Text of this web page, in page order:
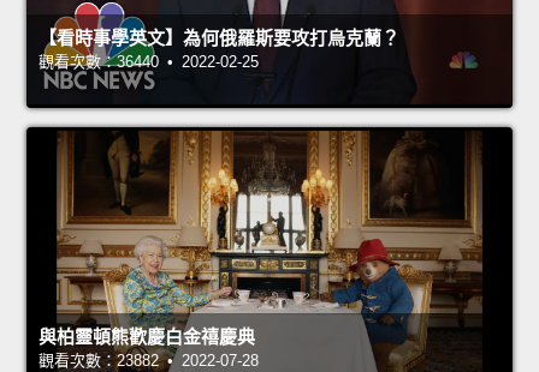
【看時事學英文】為何俄羅斯要攻打烏克蘭？
觀看次數：36440 • 2022-02-25
與柏靈頓熊歡慶白金禧慶典
觀看次數：23882 • 2022-07-28